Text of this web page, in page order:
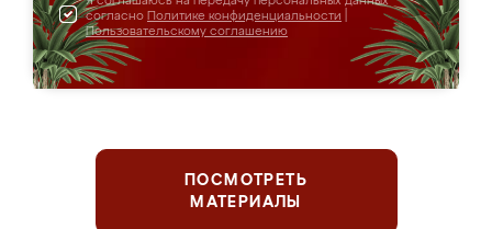
согласно Политике конфиденциальности
Пользовательскому соглашению
ПОСМОТРЕТЬ
МАТЕРИАЛЫ